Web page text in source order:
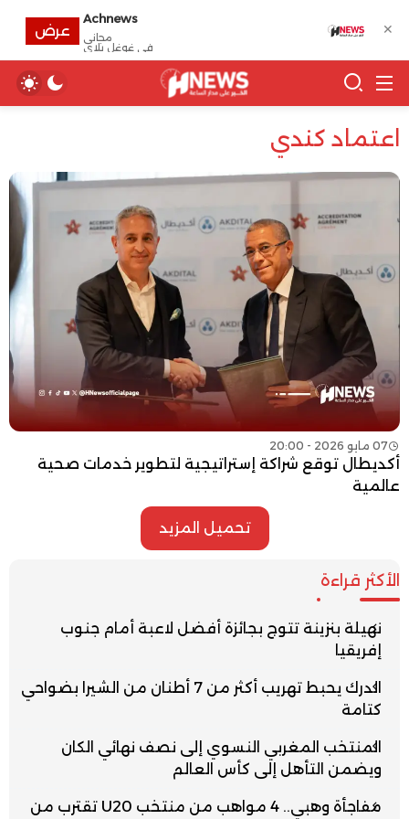
اعتماد كندي
07 مايو 2026 - 20:00
أكديطال توقع شراكة إستراتيجية لتطوير خدمات صحية
عالمية
تحميل المزيد
الأكثر قراءة
نهيلة بنزينة تتوج بجائزة أفضل لاعبة أمام جنوب
إفريقيا
الدرك يحبط تهريب أكثر من 7 أطنان من الشيرا بضواحي
كتامة
المنتخب المغربي النسوي إلى نصف نهائي الكان
ويضمن التأهل إلى كأس العالم
مفاجأة وهبي.. 4 مواهب من منتخب U20 تقترب من
✕
Achnews
مجانى
في غوغل بلاي
عرض